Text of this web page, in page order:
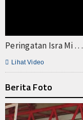
Peringatan Isra Mi . . .
 Lihat Video
Berita Foto